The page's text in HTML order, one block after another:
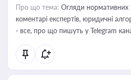
Про що тема: Огляди нормативних
коментарі експертів, юридичні
- все, про що пишуть у Telegram